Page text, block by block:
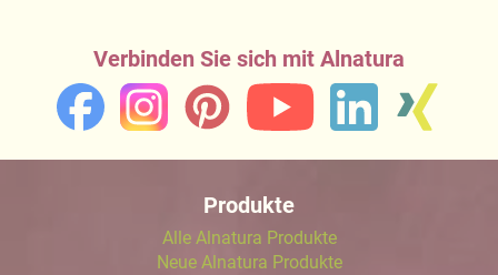
Verbinden Sie sich mit Alnatura
Produkte
Alle Alnatura Produkte
Neue Alnatura Produkte